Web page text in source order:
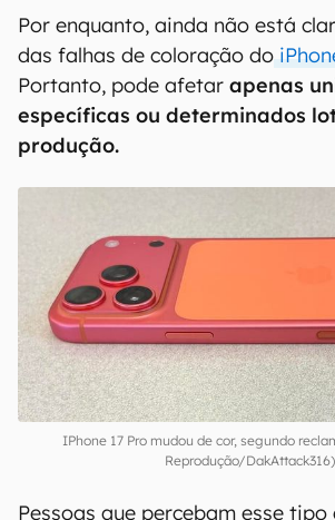
Por enquanto, ainda não está
das falhas de coloração do
Portanto, pode afetar apenas
específicas ou determinados
produção.
IPhone 17 Pro mudou de cor, segundo
Reprodução/DakAttack316)
Pessoas que percebam esse